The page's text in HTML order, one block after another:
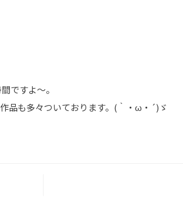
ですよ～。
品も多々ついております。(｀・ω・´)ゞ